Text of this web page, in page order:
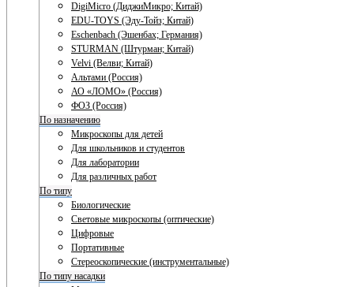
DigiMicro (ДиджиМикро; Китай)
EDU-TOYS (Эду-Тойз; Китай)
Eschenbach (Эшенбах; Германия)
STURMAN (Штурман; Китай)
Velvi (Велви; Китай)
Альтами (Россия)
АО «ЛОМО» (Россия)
ФОЗ (Россия)
По назначению
Микроскопы для детей
Для школьников и студентов
Для лаборатории
Для различных работ
По типу
Биологические
Световые микроскопы (оптические)
Цифровые
Портативные
Стереоскопические (инструментальные)
По типу насадки